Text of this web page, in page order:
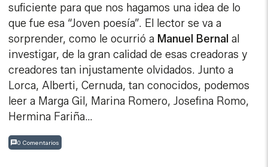
suficiente para que nos hagamos una idea de lo
que fue esa “Joven poesía”. El lector se va a
sorprender, como le ocurrió a Manuel Bernal al
investigar, de la gran calidad de esas creadoras y
creadores tan injustamente olvidados. Junto a
Lorca, Alberti, Cernuda, tan conocidos, podemos
leer a Marga Gil, Marina Romero, Josefina Romo,
Hermina Fariña…
0 Comentarios